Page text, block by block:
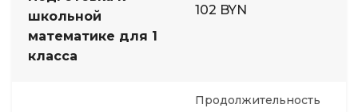
школьной
математике для 1
класса
102 BYN
Продолжительность